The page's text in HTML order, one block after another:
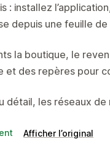
: installez
depuis une feuille
la boutique, le
et des repères pour
détail, les réseaux
Afficher l’original